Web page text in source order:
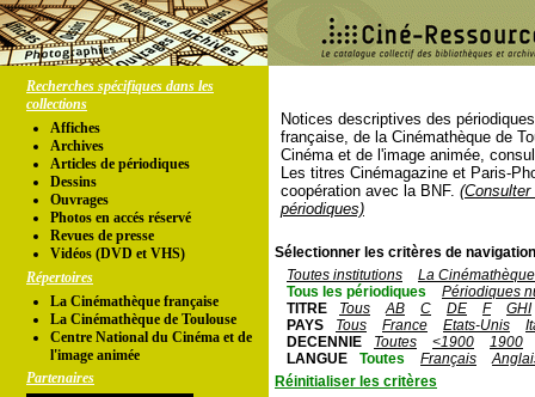
Recherches spécifiques dans les
collections
Affiches
Archives
Articles de périodiques
Dessins
Ouvrages
Photos en accés réservé
Revues de presse
Vidéos (DVD et VHS)
Répertoires
La Cinémathèque française
La Cinémathèque de Toulouse
Centre National du Cinéma et de
l'image animée
Partenaires
Notices descriptives des
française, de la Cinémathèque de
Cinéma et de l'image animée,
Les titres Cinémagazine et Paris-
coopération avec la BNF.
périodiques)
Sélectionner les critères de
Toutes institutions
La
Tous les périodiques
Périodiques
TITRE
Tous AB C DE F
GHI
PAYS
Tous France Etats-Unis
DECENNIE
Toutes <1900
1900
LANGUE
Toutes Français
Réinitialiser les critères